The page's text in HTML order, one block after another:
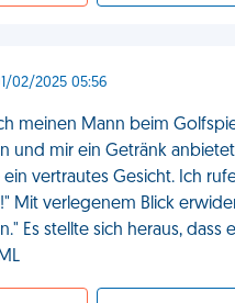
02/2025 05:56
meinen Mann beim
und mir ein Getränk
vertrautes Gesicht. Ich
Mit verlegenem Blick
Es stellte sich heraus, dass